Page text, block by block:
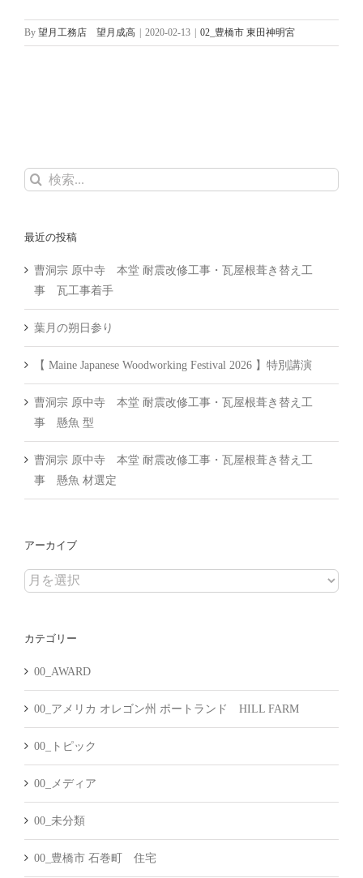
By 望月工務店 望月成高 2020-02-13 02_豊橋市 東田神明宮
検
最近の投稿
曹洞宗 原中寺 本堂 耐震改修工事・瓦屋根葺き替え工
事 瓦工事着手
葉月の朔日参り
【 Maine Japanese Woodworking Festival 2026 】特別講演
曹洞宗 原中寺 本堂 耐震改修工事・瓦屋根葺き替え工
事 懸魚 型
曹洞宗 原中寺 本堂 耐震改修工事・瓦屋根葺き替え工
事 懸魚 材選定
アーカイブ
ア
イ
カテゴリー
00_AWARD
00_アメリカ オレゴン州 ポートランド HILL FARM
00_トピック
00_メディア
00_未分類
00_豊橋市 石巻町 住宅